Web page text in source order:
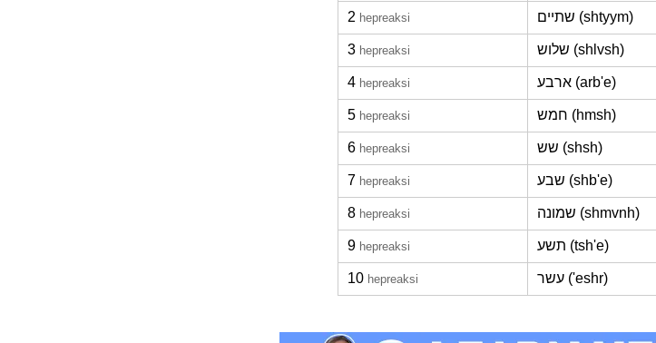
2 hepreaksi שתיים (shtyym)
3 hepreaksi שלוש (shlvsh)
4 hepreaksi ארבע (arb'e)
5 hepreaksi חמש (hmsh)
6 hepreaksi שש (shsh)
7 hepreaksi שבע (shb'e)
8 hepreaksi שמונה (shmvnh)
9 hepreaksi תשע (tsh'e)
10 hepreaksi עשר ('eshr)